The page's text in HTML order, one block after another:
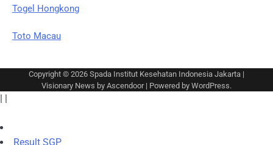
Togel Hongkong
Toto Macau
Copyright © 2026 Spada Institut Kesehatan Indonesia Jakarta |
Visionary News by Ascendoor| Powered by WordPress.
| |
Result SGP